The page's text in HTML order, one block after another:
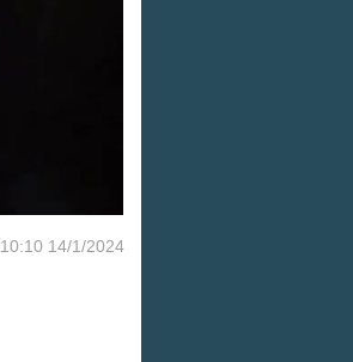
10:10 14/1/2024